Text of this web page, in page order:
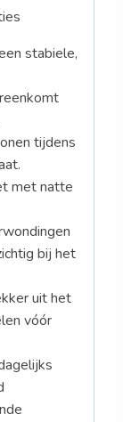
stabiele,
tijdens
met natte
bij het
uit het
vóór